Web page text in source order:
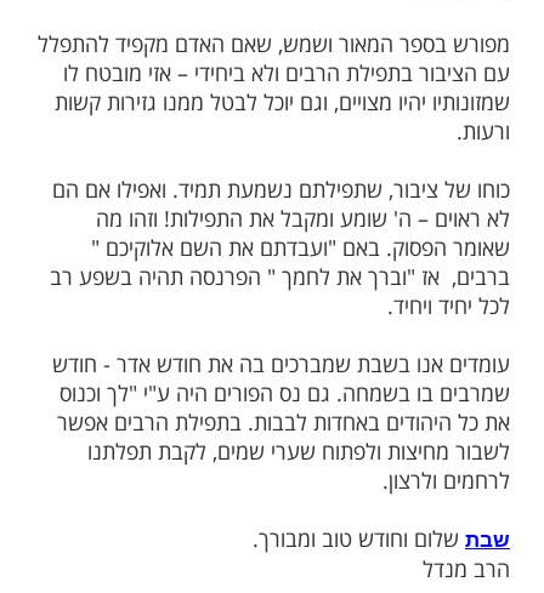
עוד תוכן חדש ומפתיע! התחברו לכל
שלנו בתהיליםבלחיצה כאן >>>​
כתוב "ועבדתם את ה' אלוקיכם, וברך את
השם אלוקיכם" - ומסיים בלשון יחיד, "וברך
המאור ושמש, שאם האדם מקפיד להתפלל
בתפילת הרבים ולא ביחידי – אזי מובטח לו
יהיו מצויים, וגם יוכל לבטל ממנו גזירות קשות
שתפילתם נשמעת תמיד. ואפילו אם הם
– ה' שומע ומקבל את התפילות! וזהו מה
באם "ועבדתם את השם אלוקיכם "